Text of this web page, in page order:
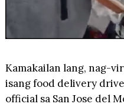
Kamakailan lang, nag-
isang food delivery
official sa San Jose del